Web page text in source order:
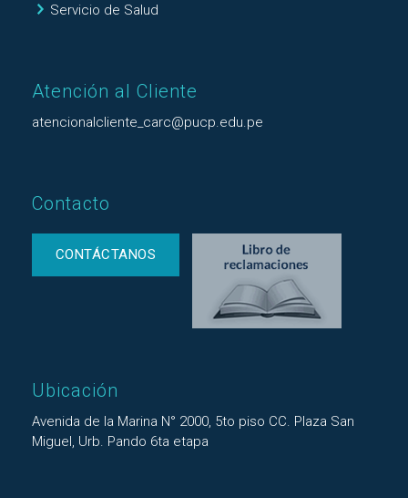
Servicio de Salud
Atención al Cliente
atencionalcliente_carc@pucp.edu.pe
Contacto
CONTÁCTANOS
Ubicación
Avenida de la Marina N° 2000, 5to piso CC. Plaza San
Miguel, Urb. Pando 6ta etapa